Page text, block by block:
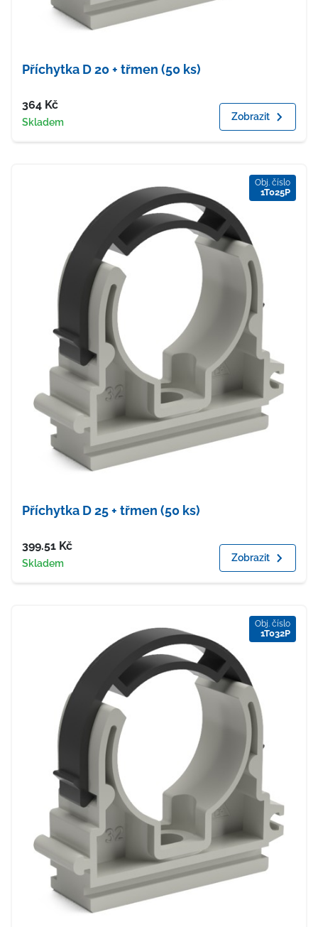
Příchytka D 20 + třmen (50 ks)
Cena
364 Kč
Dostupnost
Skladem Zobrazit
Obj. číslo
1T025P
Příchytka D 25 + třmen (50 ks)
Cena
399.51 Kč
Dostupnost
Skladem Zobrazit
Obj. číslo
1T032P